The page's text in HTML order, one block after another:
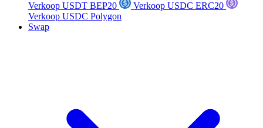
Verkoop USDT BEP20
Verkoop USDC ERC20
Verkoop USDC Polygon
Swap